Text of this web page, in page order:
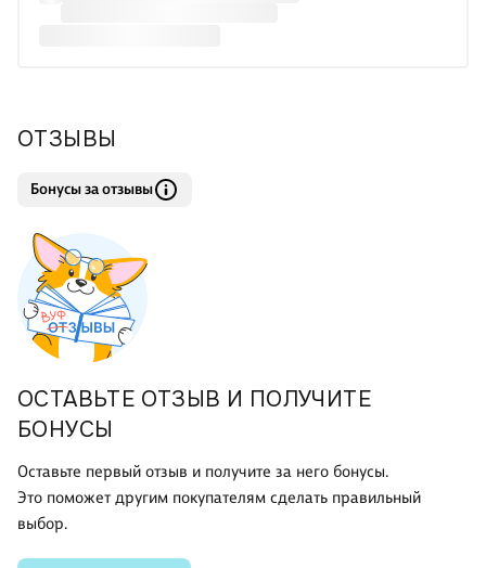
ОТЗЫВЫ
Бонусы за отзывы
ОСТАВЬТЕ ОТЗЫВ И ПОЛУЧИТЕ
БОНУСЫ
Оставьте первый отзыв и получите за него бонусы.
Это поможет другим покупателям сделать правильный
выбор.